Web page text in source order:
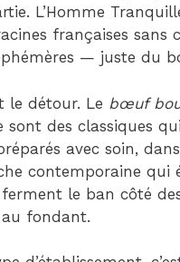
L’Homme
françaises sans
— juste du
le détour. Le bœuf
des classiques
avec soin,
contemporaine qui
le ban côté
au fondant.